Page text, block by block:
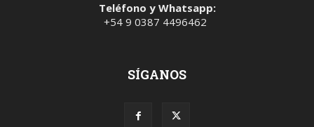
Teléfono y Whatsapp:
+54 9 0387 4496462
SÍGANOS